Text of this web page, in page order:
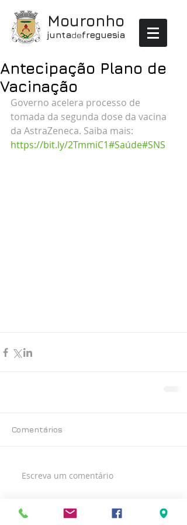
Mouronho
juntadefreguesia
Antecipação Plano de
Vacinação
Governo acelera processo de
tomada da segunda dose da vacina
da AstraZeneca. Saiba mais:
https://bit.ly/2TmmiC1#Saúde#SNS
Comentários
Escreva um comentário